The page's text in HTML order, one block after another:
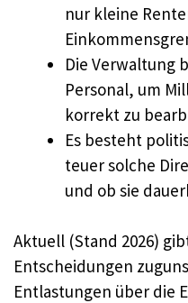
nur kleine
Die Verwaltung
Personal, um
korrekt zu
Es besteht
teuer solche
und ob sie
Aktuell (Stand 2026)
Entscheidungen
Entlastungen über die